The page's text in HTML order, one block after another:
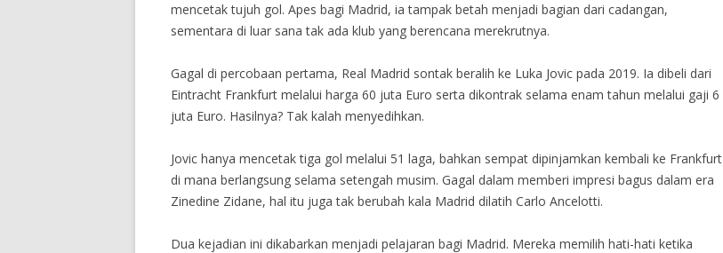
mencetak tujuh gol. Apes bagi Madrid, ia tampak betah menjadi bagian dari cadangan,
sementara di luar sana tak ada klub yang berencana merekrutnya.
Gagal di percobaan pertama, Real Madrid sontak beralih ke Luka Jovic pada 2019. Ia dibeli dari
Eintracht Frankfurt melalui harga 60 juta Euro serta dikontrak selama enam tahun melalui gaji 6
juta Euro. Hasilnya? Tak kalah menyedihkan.
Jovic hanya mencetak tiga gol melalui 51 laga, bahkan sempat dipinjamkan kembali ke Frankfurt
di mana berlangsung selama setengah musim. Gagal dalam memberi impresi bagus dalam era
Zinedine Zidane, hal itu juga tak berubah kala Madrid dilatih Carlo Ancelotti.
Dua kejadian ini dikabarkan menjadi pelajaran bagi Madrid. Mereka memilih hati-hati ketika